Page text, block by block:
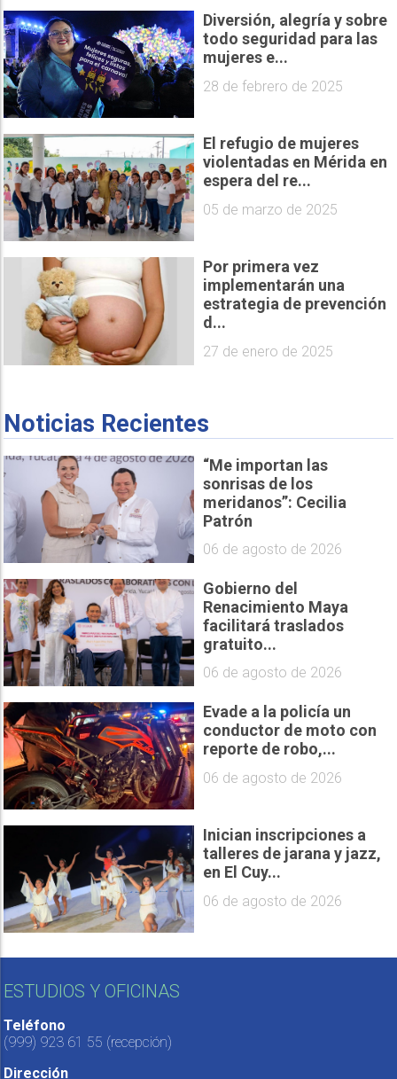
Diversión, alegría y sobre
todo seguridad para las
mujeres e...
28 de febrero de 2025
El refugio de mujeres
violentadas en Mérida en
espera del re...
05 de marzo de 2025
Por primera vez
implementarán una
estrategia de prevención
d...
27 de enero de 2025
Noticias Recientes
“Me importan las
sonrisas de los
meridanos”: Cecilia
Patrón
06 de agosto de 2026
Gobierno del
Renacimiento Maya
facilitará traslados
gratuito...
06 de agosto de 2026
Evade a la policía un
conductor de moto con
reporte de robo,...
06 de agosto de 2026
Inician inscripciones a
talleres de jarana y jazz,
en El Cuy...
06 de agosto de 2026
ESTUDIOS Y OFICINAS
Teléfono
(999) 923 61 55 (recepción)
Dirección